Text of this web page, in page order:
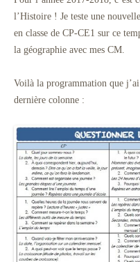
l’Histoire ! Je teste une
en classe de CP-CE1 sur ce
la géographie avec mes CM.
Voilà la programmation que
dernière colonne :